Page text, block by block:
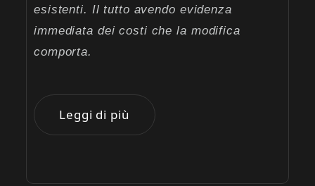
esistenti. Il tutto avendo evidenza
immediata dei costi che la modifica
comporta.
Leggi di più